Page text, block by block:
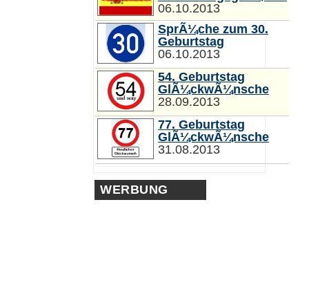
06.10.2013
SprÃ¼che zum 30.
Geburtstag
06.10.2013
54. Geburtstag
GlÃ¼ckwÃ¼nsche
28.09.2013
77. Geburtstag
GlÃ¼ckwÃ¼nsche
31.08.2013
WERBUNG